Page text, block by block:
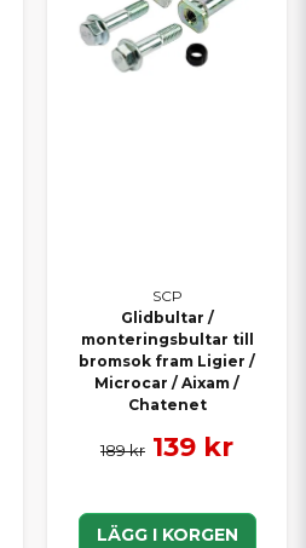
SCP
Glidbultar /
monteringsbultar till
bromsok fram Ligier /
Microcar / Aixam /
Chatenet
189 kr 139 kr
LÄGG I KORGEN